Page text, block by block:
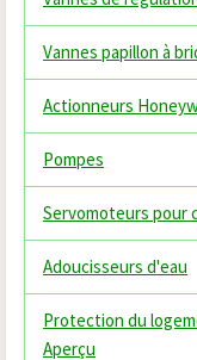
Vannes papillon à
Actionneurs
Pompes
Servomoteurs pour
Adoucisseurs d'eau
Protection du
Aperçu